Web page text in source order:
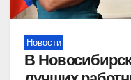
Новости
В